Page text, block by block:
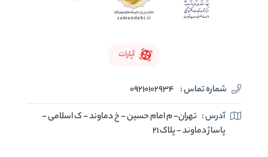
آپارات
شماره تماس : 09210102934
آدرس : تهران- م امام حسین - خ دماوند - ک اسلامی -
پاساژ دماوند - پلاک 21